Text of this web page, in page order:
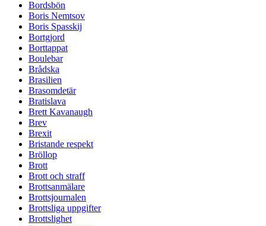
Bordsbön
Boris Nemtsov
Boris Spasskij
Bortgjord
Borttappat
Boulebar
Brådska
Brasilien
Brasomdetär
Bratislava
Brett Kavanaugh
Brev
Brexit
Bristande respekt
Bröllop
Brott
Brott och straff
Brottsanmälare
Brottsjournalen
Brottsliga uppgifter
Brottslighet